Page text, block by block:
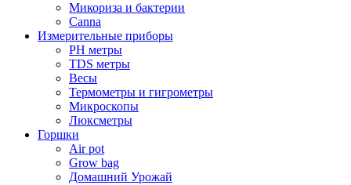
Микориза и бактерии
Canna
Измерительные приборы
PH метры
TDS метры
Весы
Термометры и гигрометры
Микроскопы
Люксметры
Горшки
Air pot
Grow bag
Домашний Урожай